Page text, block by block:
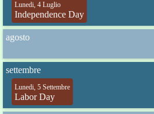
Lunedi, 4 Luglio
Independence Day
agosto
settembre
Lunedi, 5 Settembre
Labor Day